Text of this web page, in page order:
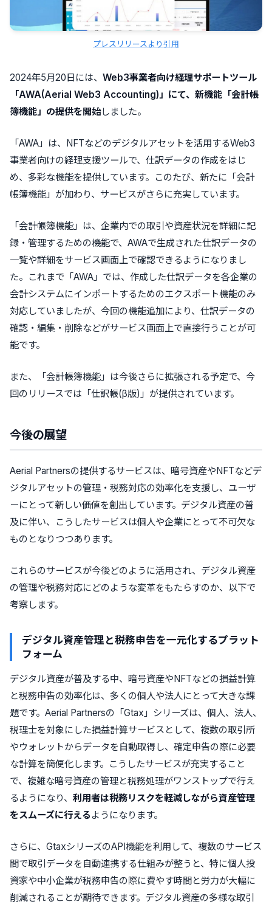
プレスリリースより引用
2024年5月20日には、 Web3事業者向け経理サポートツール
「AWA(Aerial Web3 Accounting)」にて、新機能「会計帳
簿機能」の提供を開始しました。
「AWA」は、NFTなどのデジタルアセットを活用するWeb3
事業者向けの経理支援ツールで、仕訳データの作成をはじ
め、多彩な機能を提供しています。このたび、新たに「会計
帳簿機能」が加わり、サービスがさらに充実しています。
「会計帳簿機能」は、企業内での取引や資産状況を詳細に記
録・管理するための機能で、AWAで生成された仕訳データの
一覧や詳細をサービス画面上で確認できるようになりまし
た。これまで「AWA」では、作成した仕訳データを各企業の
会計システムにインポートするためのエクスポート機能のみ
対応していましたが、今回の機能追加により、仕訳データの
確認・編集・削除などがサービス画面上で直接行うことが可
能です。
また、「会計帳簿機能」は今後さらに拡張される予定で、今
回のリリースでは「仕訳帳(β版)」が提供されています。
今後の展望
Aerial Partnersの提供するサービスは、暗号資産やNFTなどデ
ジタルアセットの管理・税務対応の効率化を支援し、ユーザ
ーにとって新しい価値を創出しています。デジタル資産の普
及に伴い、こうしたサービスは個人や企業にとって不可欠な
ものとなりつつあります。
これらのサービスが今後どのように活用され、デジタル資産
の管理や税務対応にどのような変革をもたらすのか、以下で
考察します。
デジタル資産管理と税務申告を一元化するプラット
フォーム
デジタル資産が普及する中、暗号資産やNFTなどの損益計算
と税務申告の効率化は、多くの個人や法人にとって大きな課
題です。Aerial Partnersの「Gtax」シリーズは、個人、法人、
税理士を対象にした損益計算サービスとして、複数の取引所
やウォレットからデータを自動取得し、確定申告の際に必要
な計算を簡便化します。こうしたサービスが充実すること
で、複雑な暗号資産の管理と税務処理がワンストップで行え
るようになり、 利用者は税務リスクを軽減しながら資産管理
をスムーズに行える ようになります。
さらに、GtaxシリーズのAPI機能を利用して、複数のサービス
間で取引データを自動連携する仕組みが整うと、特に個人投
資家や中小企業が税務申告の際に費やす時間と労力が大幅に
削減されることが期待できます。デジタル資産の多様な取引